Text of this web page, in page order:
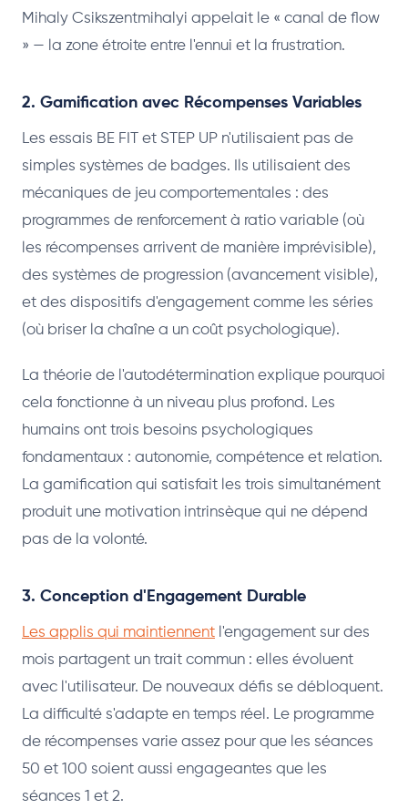
Mihaly Csikszentmihalyi appelait le « canal de flow
» — la zone étroite entre l'ennui et la frustration.
2. Gamification avec Récompenses Variables
Les essais BE FIT et STEP UP n'utilisaient pas de
simples systèmes de badges. Ils utilisaient des
mécaniques de jeu comportementales : des
programmes de renforcement à ratio variable (où
les récompenses arrivent de manière imprévisible),
des systèmes de progression (avancement visible),
et des dispositifs d'engagement comme les séries
(où briser la chaîne a un coût psychologique).
La théorie de l'autodétermination explique pourquoi
cela fonctionne à un niveau plus profond. Les
humains ont trois besoins psychologiques
fondamentaux : autonomie, compétence et relation.
La gamification qui satisfait les trois simultanément
produit une motivation intrinsèque qui ne dépend
pas de la volonté.
3. Conception d'Engagement Durable
Les applis qui maintiennent l'engagement sur des
mois partagent un trait commun : elles évoluent
avec l'utilisateur. De nouveaux défis se débloquent.
La difficulté s'adapte en temps réel. Le programme
de récompenses varie assez pour que les séances
50 et 100 soient aussi engageantes que les
séances 1 et 2.